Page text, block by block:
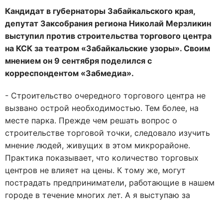
Кандидат в губернаторы Забайкальского края,
депутат Заксобрания региона Николай Мерзликин
выступил против строительства торгового центра
на КСК за театром «Забайкальские узоры». Своим
мнением он 9 сентября поделился с
корреспондентом «Забмедиа».
- Строительство очередного торгового центра не
вызвано острой необходимостью. Тем более, на
месте парка. Прежде чем решать вопрос о
строительстве торговой точки, следовало изучить
мнение людей, живущих в этом микрорайоне.
Практика показывает, что количество торговых
центров не влияет на цены. К тому же, могут
пострадать предприниматели, работающие в нашем
городе в течение многих лет. А я выступаю за